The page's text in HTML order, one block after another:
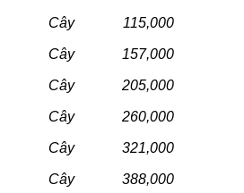
Cây 115,000
Cây 157,000
Cây 205,000
Cây 260,000
Cây 321,000
Cây 388,000